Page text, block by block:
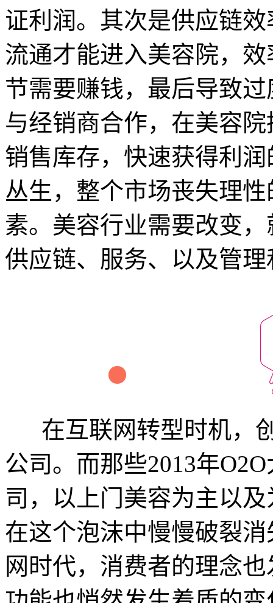
证利润。其次是供应链
流通才能进入美容院，
节需要赚钱，最后导致
与经销商合作，在美容
销售库存，快速获得利
丛生，整个市场丧失理
素。美容行业需要改变
供应链、服务、以及管
在互联网转型时机，
公司。而那些2013年
司，以上门美容为主以
在这个泡沫中慢慢破裂
网时代，消费者的理念